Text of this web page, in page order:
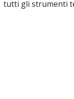
tutti gli strumenti